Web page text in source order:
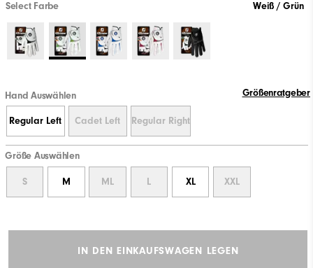
Select Farbe Weiß / Grün
Hand Auswählen Größenratgeber
Regular Left Cadet Left Regular Right
Größe Auswählen
S M ML L XL XXL
IN DEN EINKAUFSWAGEN LEGEN